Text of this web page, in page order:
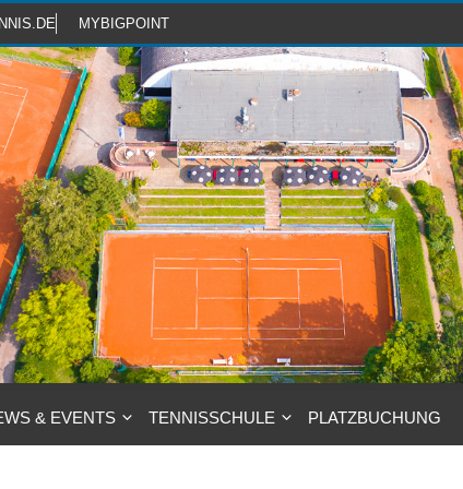
MYBIGPOINT
& EVENTS TENNISSCHULE PLATZBUCHUNG